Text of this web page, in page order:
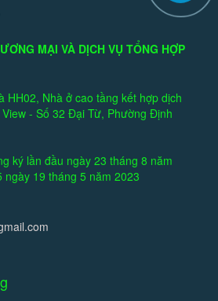
MẠI VÀ DỊCH VỤ TỔNG HỢP
HH02, Nhà ở cao tầng kết hợp dịch
- Số 32 Đại Từ, Phường Định
ký lần đầu ngày 23 tháng 8 năm
19 tháng 5 năm 2023